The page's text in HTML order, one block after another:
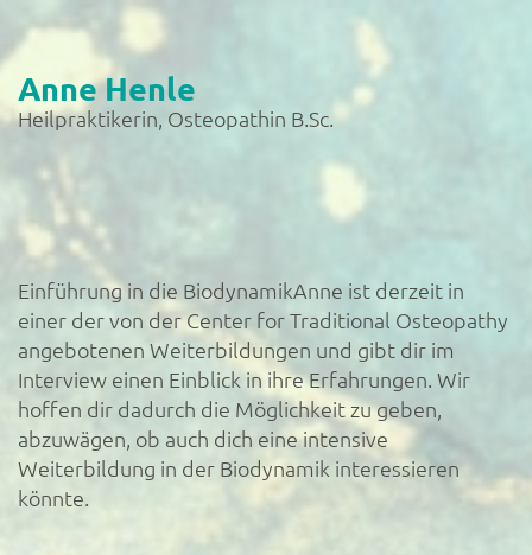
Anne Henle
Heilpraktikerin, Osteopathin B.Sc.
Einführung in die BiodynamikAnne ist derzeit in
einer der von der Center for Traditional Osteopathy
angebotenen Weiterbildungen und gibt dir im
Interview einen Einblick in ihre Erfahrungen. Wir
hoffen dir dadurch die Möglichkeit zu geben,
abzuwägen, ob auch dich eine intensive
Weiterbildung in der Biodynamik interessieren
könnte.